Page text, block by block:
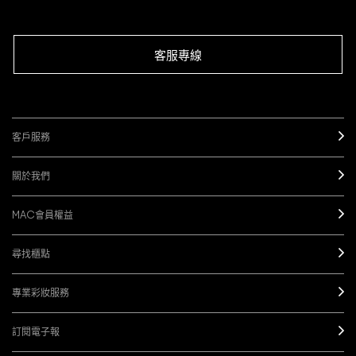
客服專線
客戶服務
關於我們
MAC會員權益
尋找櫃點
專業彩妝服務
訂閱電子報